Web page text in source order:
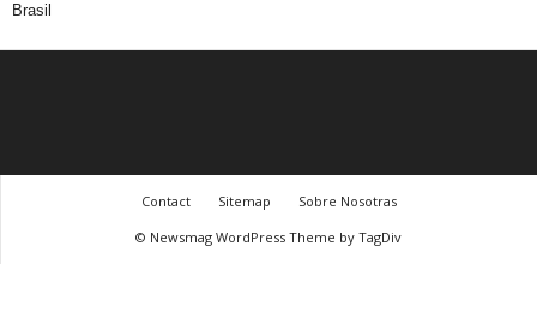
Brasil
Contact Sitemap
Sobre Nosotras
© Newsmag WordPress Theme by TagDiv